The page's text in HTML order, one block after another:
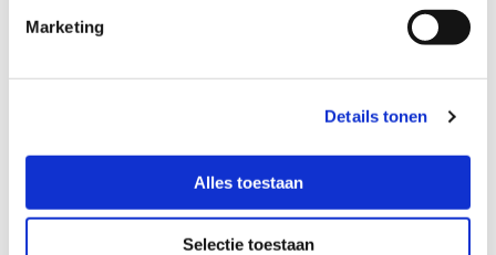
Marketing
Details tonen
Alles toestaan
Selectie toestaan
Offroad
Doncamp